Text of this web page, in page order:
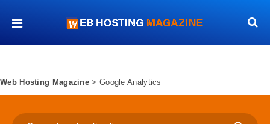
Web Hosting Magazine > Google Analytics